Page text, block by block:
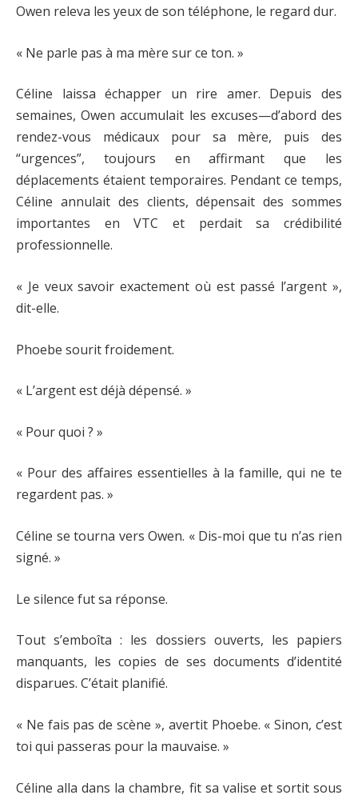
Owen releva les yeux de son téléphone, le regard dur.
« Ne parle pas à ma mère sur ce ton. »
Céline laissa échapper un rire amer. Depuis des
semaines, Owen accumulait les excuses—d’abord des
rendez-vous médicaux pour sa mère, puis des
“urgences”, toujours en affirmant que les
déplacements étaient temporaires. Pendant ce temps,
Céline annulait des clients, dépensait des sommes
importantes en VTC et perdait sa crédibilité
professionnelle.
« Je veux savoir exactement où est passé l’argent »,
dit-elle.
Phoebe sourit froidement.
« L’argent est déjà dépensé. »
« Pour quoi ? »
« Pour des affaires essentielles à la famille, qui ne te
regardent pas. »
Céline se tourna vers Owen. « Dis-moi que tu n’as rien
signé. »
Le silence fut sa réponse.
Tout s’emboîta : les dossiers ouverts, les papiers
manquants, les copies de ses documents d’identité
disparues. C’était planifié.
« Ne fais pas de scène », avertit Phoebe. « Sinon, c’est
toi qui passeras pour la mauvaise. »
Céline alla dans la chambre, fit sa valise et sortit sous